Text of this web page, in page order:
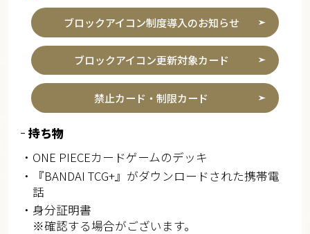
ブロックアイコン制度導入のお知らせ
ブロックアイコン更新対象カード
禁止カード・制限カード
持ち物
・ONE PIECEカードゲームのデッキ
・『BANDAI TCG+』がダウンロードされた携帯電
話
・身分証明書
※確認する場合がございます。